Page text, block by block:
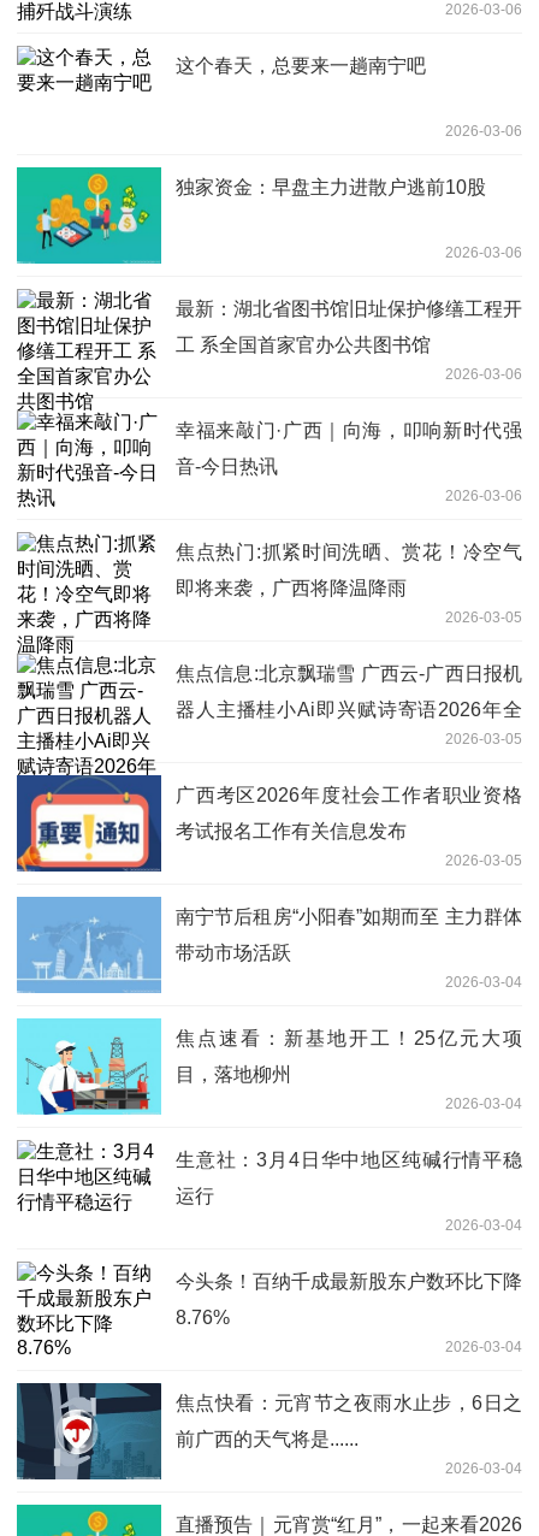
2026-03-06
这个春天，总要来一趟南宁吧
2026-03-06
独家资金：早盘主力进散户逃前10股
2026-03-06
最新：湖北省图书馆旧址保护修缮工程开
工 系全国首家官办公共图书馆
2026-03-06
幸福来敲门·广西｜向海，叩响新时代强
音-今日热讯
2026-03-06
焦点热门:抓紧时间洗晒、赏花！冷空气
即将来袭，广西将降温降雨
2026-03-05
焦点信息:北京飘瑞雪 广西云-广西日报机
器人主播桂小Ai即兴赋诗寄语2026年全
2026-03-05
广西考区2026年度社会工作者职业资格
考试报名工作有关信息发布
2026-03-05
南宁节后租房“小阳春”如期而至 主力群体
带动市场活跃
2026-03-04
焦点速看：新基地开工！25亿元大项
目，落地柳州
2026-03-04
生意社：3月4日华中地区纯碱行情平稳
运行
2026-03-04
今头条！百纳千成最新股东户数环比下降
8.76%
2026-03-04
焦点快看：元宵节之夜雨水止步，6日之
前广西的天气将是......
2026-03-04
直播预告｜元宵赏“红月”，一起来看2026